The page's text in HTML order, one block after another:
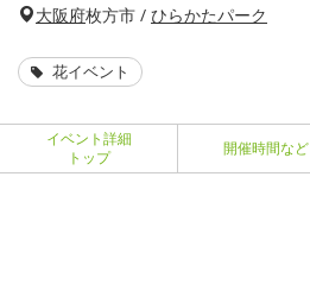
大阪府枚方市 / ひらかたパーク
花イベント
イベント詳細
トップ
開催時間など